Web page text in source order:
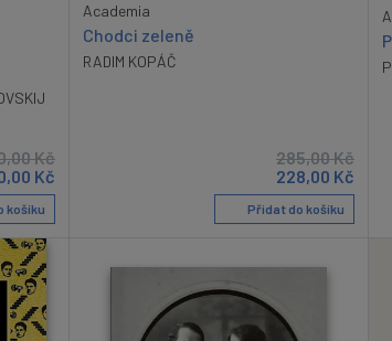
Kč
Kč
košíku
Academia
Chodci zeleně
RADIM KOPÁČ
285,00Kč
228,00 Kč
Přidat do košíku